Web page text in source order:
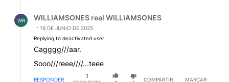
WR WILLIAMSONES real WILLIAMSONES
19 DE JUNIO DE 2025
Replying to deactivated user
Cagggg///aar.
Sooo///reee////...teee
RESPONDER
1
COMPARTIR
MARCAR